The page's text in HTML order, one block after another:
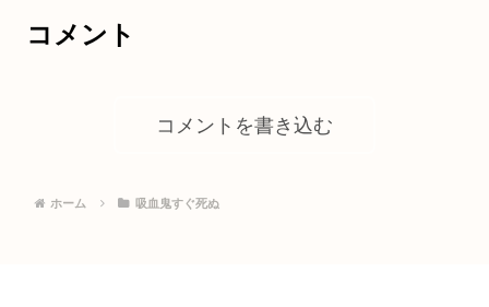
コメント
コメントを書き込む
ホーム 吸血鬼すぐ死ぬ